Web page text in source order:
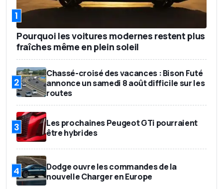
1
Pourquoi les voitures modernes restent plus
fraîches même en plein soleil
2
Chassé-croisé des vacances : Bison Futé
annonce un samedi 8 août difficile sur les
routes
3
Les prochaines Peugeot GTi pourraient
être hybrides
4
Dodge ouvre les commandes de la
nouvelle Charger en Europe